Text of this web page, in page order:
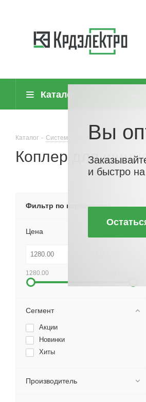
Каталог
Каталог - Системы автоматизации -
Коплер для
Фильтр по параметрам
Цена
1280.00
Сегмент
Акции
Новинки
Хиты
Производитель
Вы
и быстро